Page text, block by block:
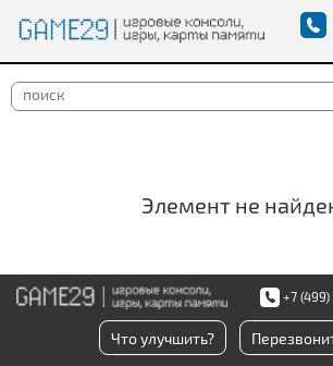
Элемент не
+7
Что улучшить?